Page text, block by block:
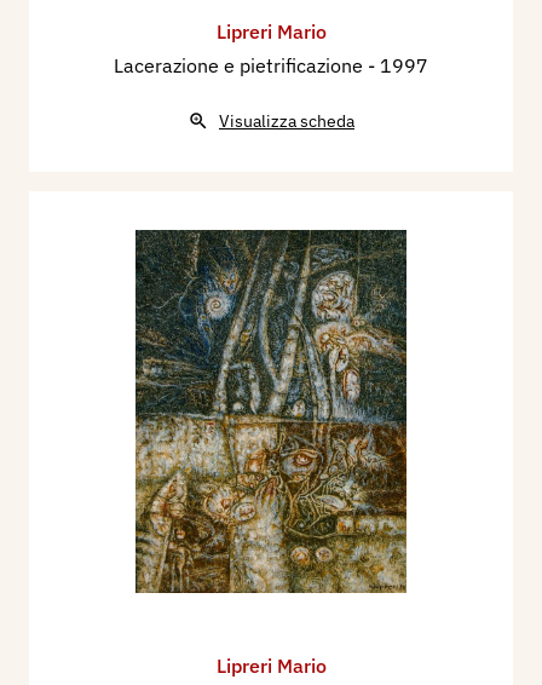
Lipreri Mario
Lacerazione e pietrificazione - 1997
Visualizza scheda
Lipreri Mario